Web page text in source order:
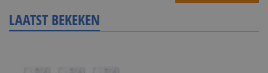
LAATST BEKEKEN